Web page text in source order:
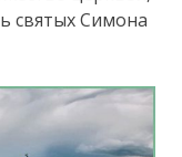
святых Симона